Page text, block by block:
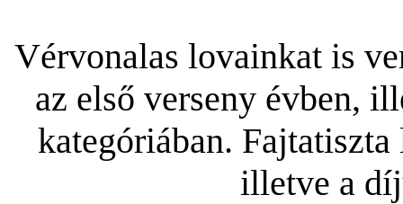
Vérvonalas lovainkat is
az első verseny évben,
kategóriában.
illetve a